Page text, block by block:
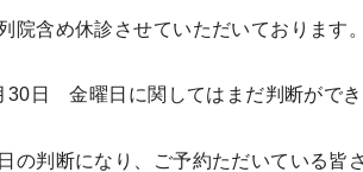
院含め休診させていただいております
30日 金曜日に関してはまだ判断がで
の判断になり、ご予約ただいている皆